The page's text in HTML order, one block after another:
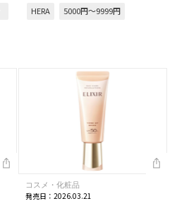
HERA 5000円～9999円
コスメ・化粧品
発売日：2026.03.21